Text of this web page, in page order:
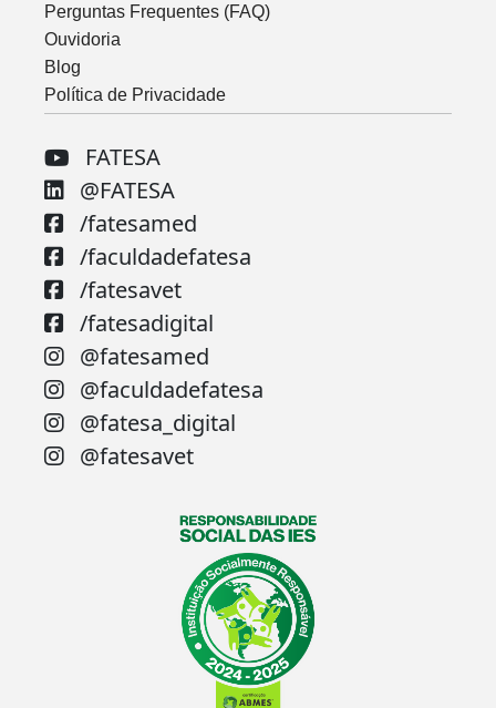
Perguntas Frequentes (FAQ)
Ouvidoria
Blog
Política de Privacidade
FATESA
@FATESA
/fatesamed
/faculdadefatesa
/fatesavet
/fatesadigital
@fatesamed
@faculdadefatesa
@fatesa_digital
@fatesavet